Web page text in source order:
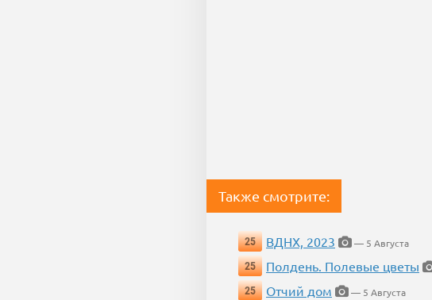
Также смотрите:
25 ВДНХ, 2023
— 5 Августа
25
Полдень. Полевые цветы
25
Отчий дом
— 5 Августа